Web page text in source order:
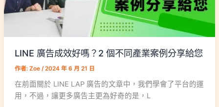
LINE 廣告成效好嗎？2 個不同產業案例分享給您
作者: Zoe /2024 年 6 月 21 日
在前面關於 LINE LAP 廣告的文章中，我們學會了平台的運
用，不過，讓更多廣告主更為好奇的是，L